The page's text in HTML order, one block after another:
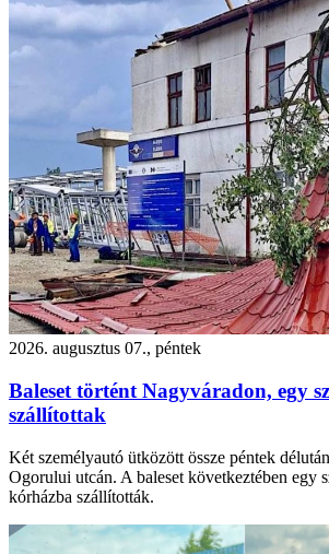
2026. augusztus 07., péntek
Baleset történt Nagyváradon, egy
szállítottak
Két személyautó ütközött össze péntek
Ogorului utcán. A baleset következtében egy
kórházba szállították.